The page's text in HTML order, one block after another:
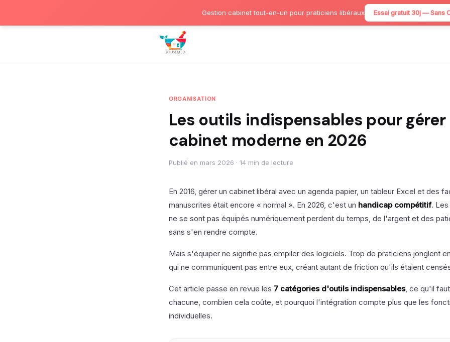
Gestion cabinet tout-en-un pour praticiens libéraux Essai gratuit 30j — Sans
ORGANISATION
Les outils indispensables pour gérer
cabinet moderne en 2026
Publié en mars 2026 · 14 min de lecture
En 2016, gérer un cabinet libéral avec un agenda papier, un tableur Excel et des
manuscrites était encore « normal ». En 2026, c'est un handicap compétitif.
ne se sont pas équipés numériquement perdent du temps, de l'argent et des
sans s'en rendre compte.
Mais s'équiper ne signifie pas empiler des logiciels. Trop de praticiens jonglent
qui ne communiquent pas entre eux, créant autant de friction qu'ils étaient
Cet article passe en revue les 7 catégories d'outils indispensables, ce qu'il
chacune, combien cela coûte, et pourquoi l'intégration compte plus que les
individuelles.